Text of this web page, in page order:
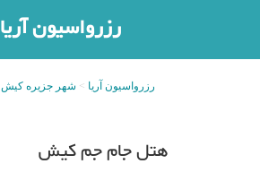
رزرواسیون آریا
رزرواسیون آریا شهر جزیره کیش
هتل جام جم کیش